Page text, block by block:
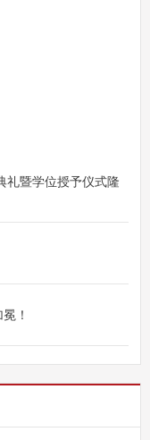
礼暨学位授予仪式隆
！